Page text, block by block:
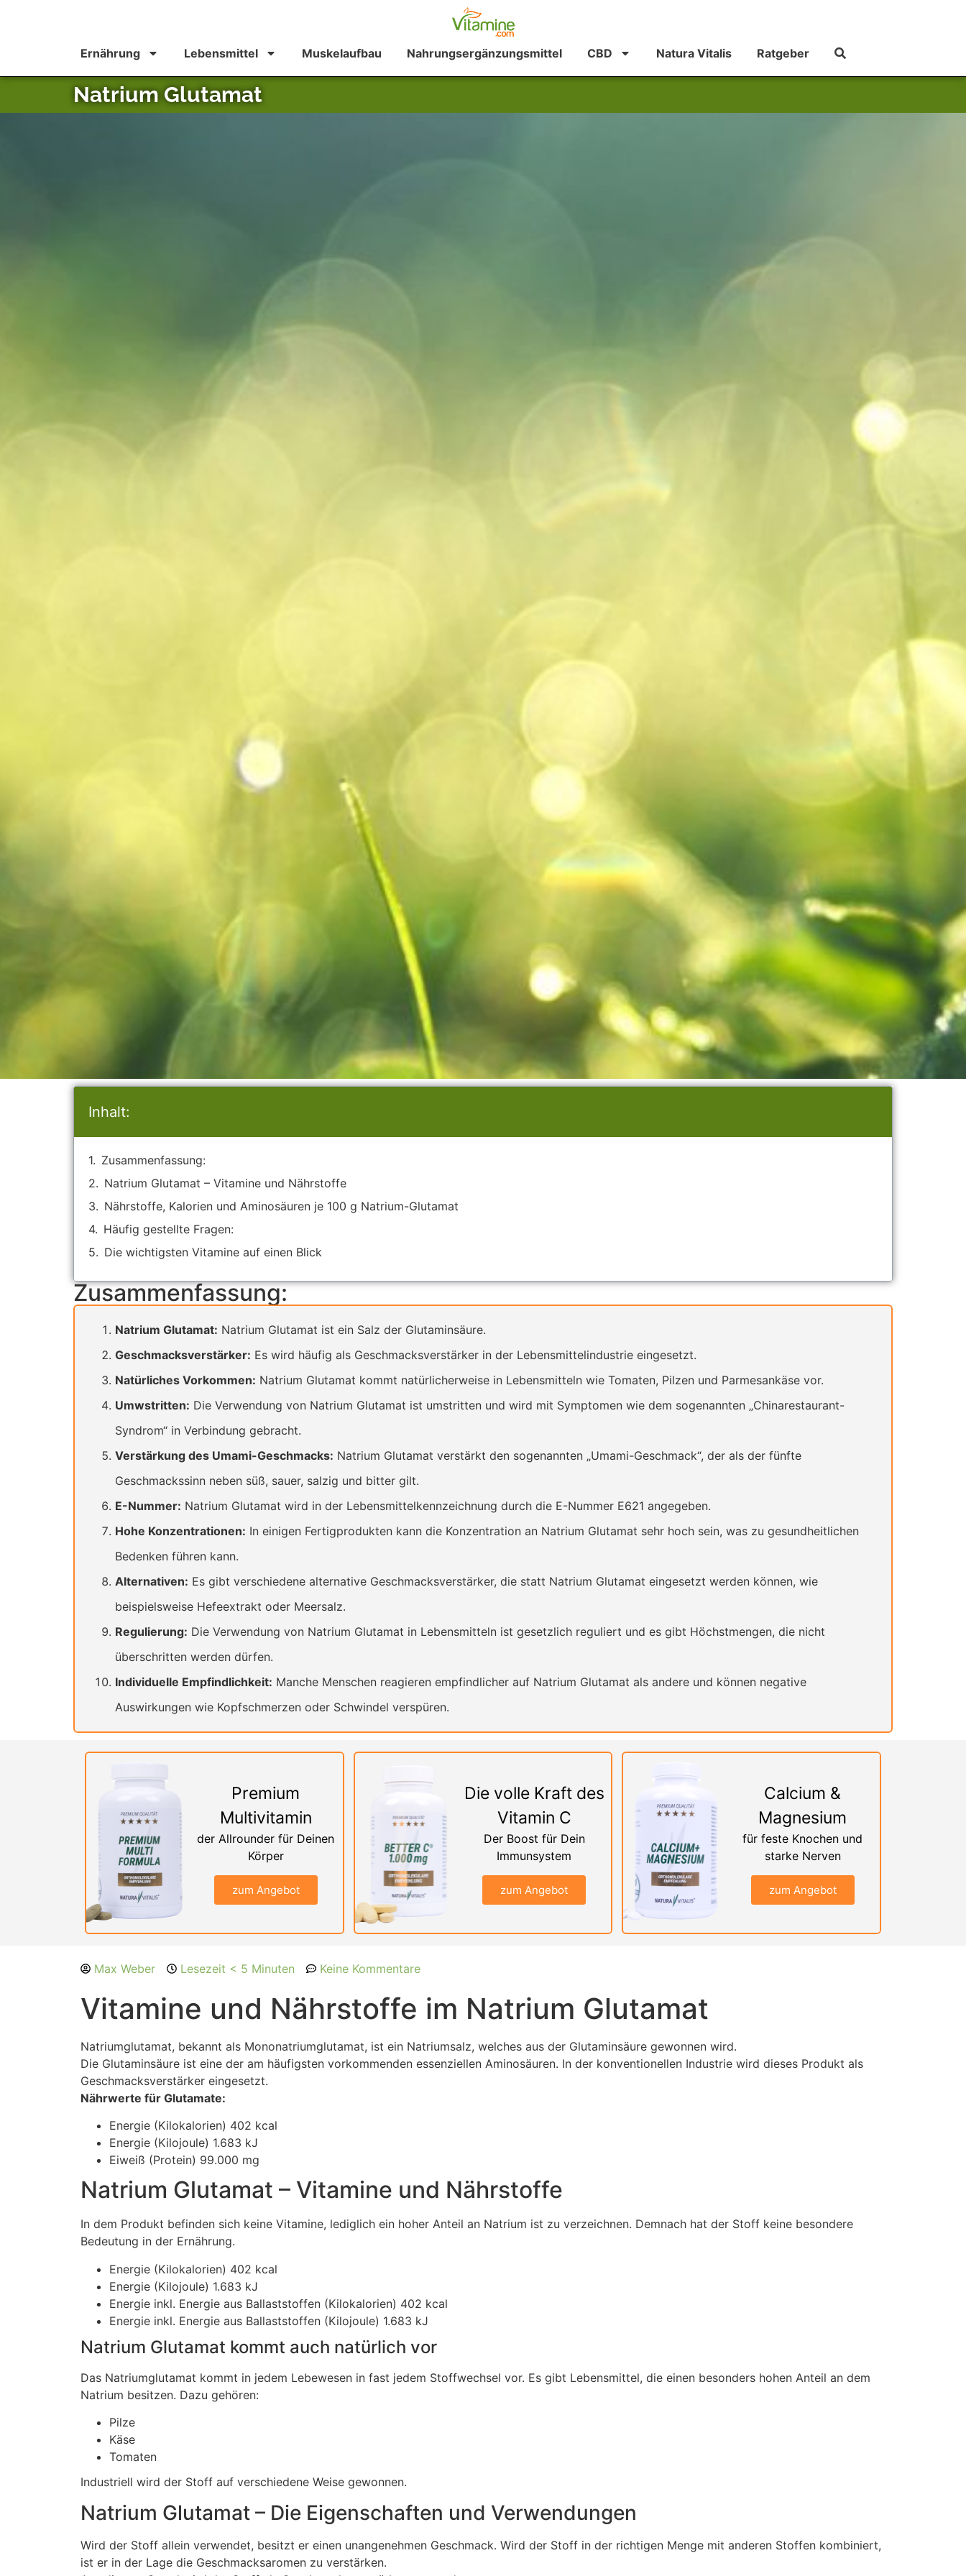
Ernährung Lebensmittel Muskelaufbau Nahrungsergänzungsmittel CBD Natura Vitalis Ratgeber
Natrium Glutamat
Inhalt:
Zusammenfassung:
Natrium Glutamat – Vitamine und Nährstoffe
Nährstoffe, Kalorien und Aminosäuren je 100 g Natrium-Glutamat
Häufig gestellte Fragen:
Die wichtigsten Vitamine auf einen Blick
Zusammenfassung:
Natrium Glutamat: Natrium Glutamat ist ein Salz der Glutaminsäure.
Geschmacksverstärker: Es wird häufig als Geschmacksverstärker in der Lebensmittelindustrie eingesetzt.
Natürliches Vorkommen: Natrium Glutamat kommt natürlicherweise in Lebensmitteln wie Tomaten, Pilzen und Parmesankäse vor.
Umwstritten: Die Verwendung von Natrium Glutamat ist umstritten und wird mit Symptomen wie dem sogenannten „Chinarestaurant-
Syndrom“ in Verbindung gebracht.
Verstärkung des Umami-Geschmacks: Natrium Glutamat verstärkt den sogenannten „Umami-Geschmack“, der als der fünfte
Geschmackssinn neben süß, sauer, salzig und bitter gilt.
E-Nummer: Natrium Glutamat wird in der Lebensmittelkennzeichnung durch die E-Nummer E621 angegeben.
Hohe Konzentrationen: In einigen Fertigprodukten kann die Konzentration an Natrium Glutamat sehr hoch sein, was zu gesundheitlichen
Bedenken führen kann.
Alternativen: Es gibt verschiedene alternative Geschmacksverstärker, die statt Natrium Glutamat eingesetzt werden können, wie
beispielsweise Hefeextrakt oder Meersalz.
Regulierung: Die Verwendung von Natrium Glutamat in Lebensmitteln ist gesetzlich reguliert und es gibt Höchstmengen, die nicht
überschritten werden dürfen.
Individuelle Empfindlichkeit: Manche Menschen reagieren empfindlicher auf Natrium Glutamat als andere und können negative
Auswirkungen wie Kopfschmerzen oder Schwindel verspüren.
Premium
Multivitamin
der Allrounder für Deinen
Körper
zum Angebot
Die volle Kraft des
Vitamin C
Der Boost für Dein
Immunsystem
zum Angebot
Calcium &
Magnesium
für feste Knochen und
starke Nerven
zum Angebot
Max Weber Lesezeit < 5 Minuten Keine Kommentare
Vitamine und Nährstoffe im Natrium Glutamat
Natriumglutamat, bekannt als Mononatriumglutamat, ist ein Natriumsalz, welches aus der Glutaminsäure gewonnen wird.
Die Glutaminsäure ist eine der am häufigsten vorkommenden essenziellen Aminosäuren. In der konventionellen Industrie wird dieses Produkt als
Geschmacksverstärker eingesetzt.
Nährwerte für Glutamate:
Energie (Kilokalorien) 402 kcal
Energie (Kilojoule) 1.683 kJ
Eiweiß (Protein) 99.000 mg
Natrium Glutamat – Vitamine und Nährstoffe
In dem Produkt befinden sich keine Vitamine, lediglich ein hoher Anteil an Natrium ist zu verzeichnen. Demnach hat der Stoff keine besondere
Bedeutung in der Ernährung.
Energie (Kilokalorien) 402 kcal
Energie (Kilojoule) 1.683 kJ
Energie inkl. Energie aus Ballaststoffen (Kilokalorien) 402 kcal
Energie inkl. Energie aus Ballaststoffen (Kilojoule) 1.683 kJ
Natrium Glutamat kommt auch natürlich vor
Das Natriumglutamat kommt in jedem Lebewesen in fast jedem Stoffwechsel vor. Es gibt Lebensmittel, die einen besonders hohen Anteil an dem
Natrium besitzen. Dazu gehören:
Pilze
Käse
Tomaten
Industriell wird der Stoff auf verschiedene Weise gewonnen.
Natrium Glutamat – Die Eigenschaften und Verwendungen
Wird der Stoff allein verwendet, besitzt er einen unangenehmen Geschmack. Wird der Stoff in der richtigen Menge mit anderen Stoffen kombiniert,
ist er in der Lage die Geschmacksaromen zu verstärken.